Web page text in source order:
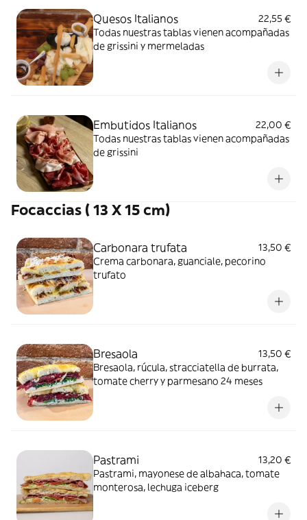
Quesos Italianos
22,55 €
Todas nuestras tablas vienen acompañadas
de grissini y mermeladas
Embutidos Italianos
22,00 €
Todas nuestras tablas vienen acompañadas
de grissini
Focaccias ( 13 X 15 cm)
Carbonara trufata
13,50 €
Crema carbonara, guanciale, pecorino
trufato
Bresaola
13,50 €
Bresaola, rúcula, stracciatella de burrata,
tomate cherry y parmesano 24 meses
Pastrami
13,20 €
Pastrami, mayonese de albahaca, tomate
monterosa, lechuga iceberg